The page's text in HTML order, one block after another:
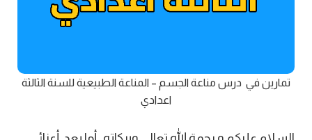
تمارين في درس مناعة الجسم – المناعة الطبيعية للسنة الثالثة
اعدادي